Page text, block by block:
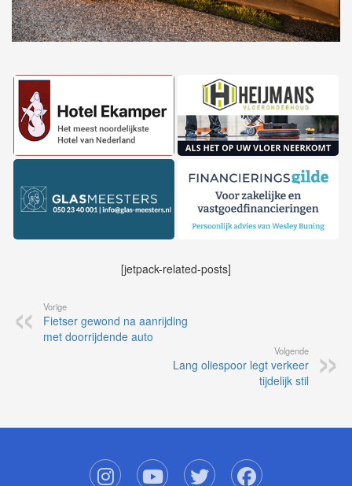
[jetpack-related-posts]
Vorige
Fietser gewond na aanrijding
met doorrijdende auto
Volgende
Lang oliespoor legt verkeer
tijdelijk stil